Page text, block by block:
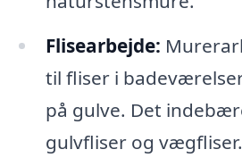
Flisearbejde:
til fliser i
på gulve. Det
gulvfliser og vægfliser.